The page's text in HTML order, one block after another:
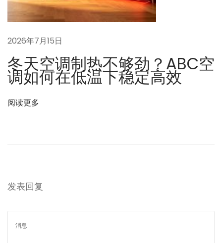
2026年7月15日
冬天空调制热不够劲？ABC空
调如何在低温下稳定高效
阅读更多
发表回复